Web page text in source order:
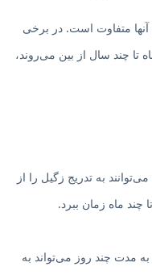
آنها متفاوت است. در برخی
تا چند سال از بین می‌روند،
به تدریج زگیل را از
ماه زمان ببرد.
مدت چند روز می‌تواند به